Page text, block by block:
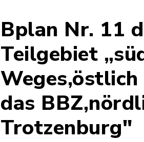
Bplan Nr. 11
Teilgebiet
das
Trotzenburg"